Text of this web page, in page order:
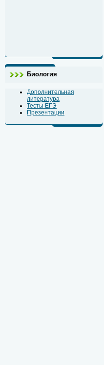
Биология
Дополнительная
литература
Тесты ЕГЭ
Презентации